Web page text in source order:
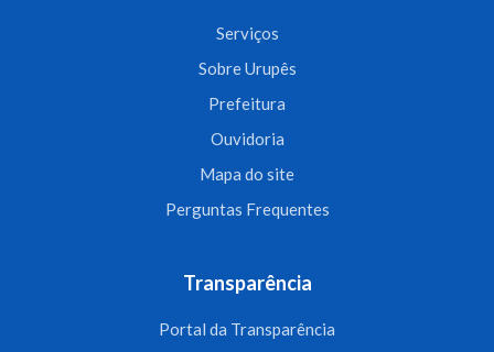
Serviços
Sobre Urupês
Prefeitura
Ouvidoria
Mapa do site
Perguntas Frequentes
Transparência
Portal da Transparência